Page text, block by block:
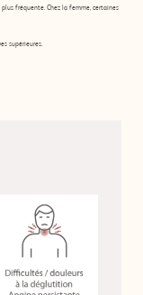
fréquente. Chez la femme, certaines
supérieures.